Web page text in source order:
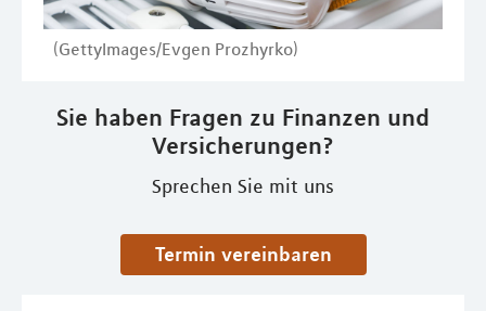
(GettyImages/Evgen Prozhyrko)
Sie haben Fragen zu Finanzen und
Versicherungen?
Sprechen Sie mit uns
Termin vereinbaren